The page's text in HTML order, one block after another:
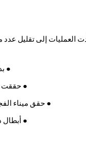
العمليات إلى تقليل عدد
●
● حققت
● حقق ميناء
● أبطال